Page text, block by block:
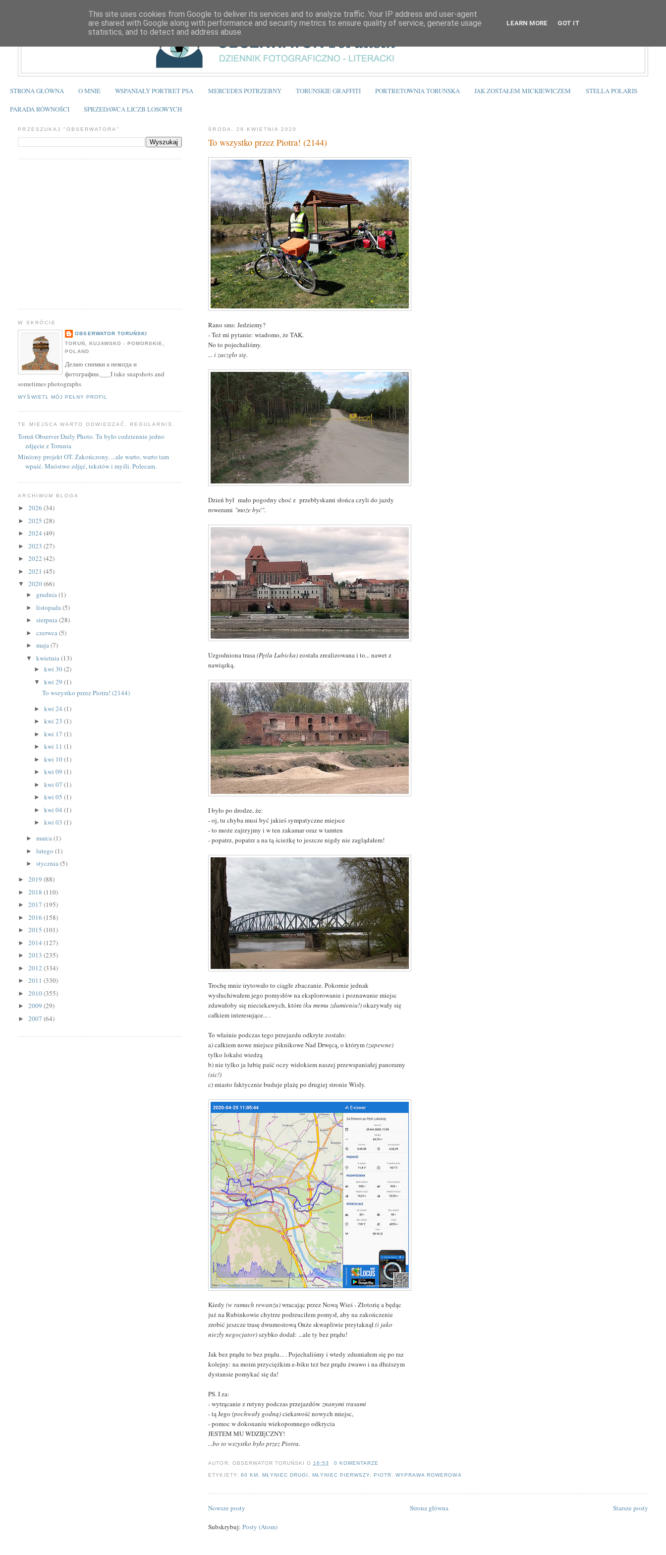
STRONA GŁÓWNA O MNIE WSPANIAŁY PORTRET PSA MERCEDES POTRZEBNY TORUŃSKIE GRAFFITI PORTRETOWNIA TORUŃSKA JAK ZOSTAŁEM MICKIEWICZEM STELLA POLARIS
PARADA RÓWNOŚCI SPRZEDAWCA LICZB LOSOWYCH
ŚRODA, 29 KWIETNIA 2020
To wszystko przez Piotra! (2144)
Rano sms: Jedziemy?
- Też mi pytanie: wiadomo, że TAK.
No to pojechaliśmy.
... i zaczęło się.
Dzień był mało pogodny choć z przebłyskami słońca czyli do jazdy
rowerami "może być".
Uzgodniona trasa(Pętla Lubicka)została zrealizowana i to... nawet z
nawiązką.
I było po drodze, że:
- oj, tu chyba musi być jakieś sympatyczne miejsce
- to może zajrzyjmy i w ten zakamar oraz w tamten
- popatrz, popatrz a na tą ścieżkę to jeszcze nigdy nie zaglądałem!
Trochę mnie irytowało to ciągłe zbaczanie. Pokornie jednak
wysłuchiwałem jego pomysłów na eksplorowanie i poznawanie miejsc
zdawałoby się nieciekawych, które(ku memu zdumieniu!)okazywały się
całkiem interesujące... .
To właśnie podczas tego przejazdu odkryte zostało:
a) całkiem nowe miejsce piknikowe Nad Drwęcą, o którym(zapewne)
tylko lokalsi wiedzą
b) nie tylko ja lubię paść oczy widokiem naszej przewspaniałej panoramy
(sic!)
c) miasto faktycznie buduje plażę po drugiej stronie Wisły.
Kiedy (w ramach rewanżu)wracając przez Nową Wieś - Złotorię a będąc
już na Rubinkowie chytrze podrzuciłem pomysł, aby na zakończenie
zrobić jeszcze trasę dwumostową Onże skwapliwie przytaknął(i jako
niezły negocjator)szybko dodał: ...ale ty bez prądu!
Jak bez prądu to bez prądu... . Pojechaliśmy i wtedy zdumiałem się po raz
kolejny: na moim przyciężkim e-biku też bez prądu żwawo i na dłuższym
dystansie pomykać się da!
PS. I za:
- wytrącanie z rutyny podczas przejazdówznanymi trasami
- tą Jego(pochwały godną)ciekawość nowych miejsc,
- pomoc w dokonaniu wiekopomnego odkrycia
JESTEM MU WDZIĘCZNY!
...bo to wszystko było przez Piotra.
AUTOR: OBSERWATOR TORUŃSKI O 16:53 0 KOMENTARZE
ETYKIETY: 60 KM MŁYNIEC DRUGI MŁYNIEC PIERWSZY ,PIOTR ,WYPRAWA ROWEROWA
Nowsze posty Starsze posty
Strona główna
Subskrybuj:Posty (Atom)
PRZESZUKAJ "OBSERWATORA"
W SKRÓCIE
OBSERWATOR TORUŃSKI
TORUŃ, KUJAWSKO - POMORSKIE,
POLAND
Делаю снимки а некогда и
фотографии.___I take snapshots and
sometimes photographs
WYŚWIETL MÓJ PEŁNY PROFIL
TE MIEJSCA WARTO ODWIEDZAĆ. REGULARNIE.
Toruń Observer Daily Photo. Tu było codziennie jedno
zdjęcie z Torunia
Miniony projekt OT. Zakończony. ...ale warto, warto tam
wpaść. Mnóstwo zdjęć, tekstów i myśli. Polecam.
ARCHIWUM BLOGA
►2026(34)
►2025(28)
►2024(49)
►2023(27)
►2022(42)
►2021(45)
▼2020(66)
► grudnia(1)
►listopada(5)
►sierpnia(28)
►czerwca(5)
►maja(7)
▼kwietnia(13)
► kwi 30(2)
▼ kwi 29 (1)
To wszystko przez Piotra! (2144)
► kwi 24 (1)
► kwi 23 (1)
► kwi 17 (1)
► kwi 11 (1)
► kwi 10(1)
► kwi 09 (1)
► kwi 07 (1)
► kwi 05 (1)
► kwi 04 (1)
► kwi 03 (1)
►marca(1)
►lutego(1)
►stycznia(5)
►2019(88)
►2018(110)
►2017(195)
►2016(158)
►2015(101)
►2014(127)
►2013(235)
►2012(334)
►2011(330)
►2010(355)
►2009(29)
►2007(64)
This site uses cookies from Google to deliver its services and to analyze traffic. Your IP address and user-agent
are shared with Google along with performance and security metrics to ensure quality of service, generate usage
statistics, and to detect and address abuse.
LEARN MORE GOT IT